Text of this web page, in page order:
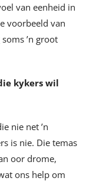
van eenheid in
voorbeeld van
’n groot
kykers wil
nie net ’n
is nie. Die temas
oor drome,
ons help om